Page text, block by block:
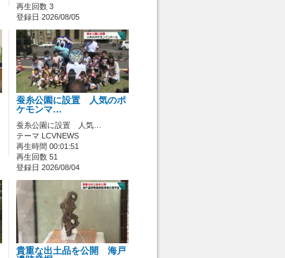
再生回数 3
登録日 2026/08/05
蚕糸公園に設置 人気のポ
ケモンマ…
蚕糸公園に設置 人気…
テーマ LCVNEWS
再生時間 00:01:51
再生回数 51
登録日 2026/08/04
貴重な出土品を公開 海戸